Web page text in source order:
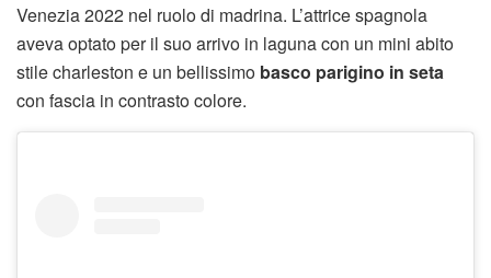
Venezia 2022 nel ruolo di madrina. L’attrice spagnola
aveva optato per il suo arrivo in laguna con un mini abito
stile charleston e un bellissimo basco parigino in seta
con fascia in contrasto colore.